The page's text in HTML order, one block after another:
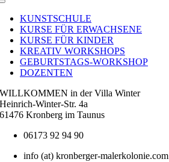
Toggle
NavigationKUNSTSCHULE
KURSE FÜR ERWACHSENE
KURSE FÜR KINDER
KREATIV WORKSHOPS
GEBURTSTAGS-WORKSHOP
DOZENTEN
WILLKOMMEN in der Villa Winter
Heinrich-Winter-Str. 4a
61476 Kronberg im Taunus
06173 92 94 90
info (at) kronberger-malerkolonie.com